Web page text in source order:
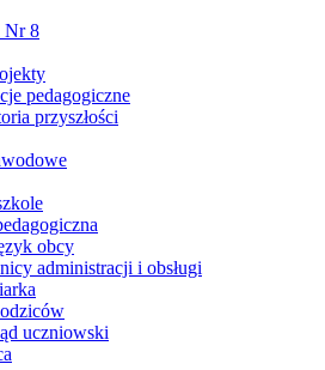
Nr 8
pedagogiczne
przyszłości
obcy
administracji i obsługi
uczniowski